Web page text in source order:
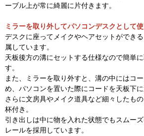
ーブル上が常に綺麗に片付きます。
ミラーを取り外してパソコンデスクとして使
デスクに座ってメイクやヘアセットができ
属しています。
天板後方の溝にセットする仕様なので簡単
す。
また、ミラーを取り外すと、溝の中にはコ
め、パソコンを置いた際にコードを天板下に
さらに文房具やメイク道具など細々したも
杯付き。
引き出しは中に物を入れた状態でもスムー
レールを採用しています。